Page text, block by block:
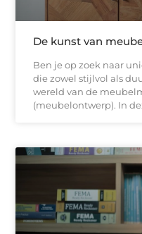
De kunst van
Ben je op zoek naar
die zowel stijlvol als
wereld van de
(meubelontwerp). In